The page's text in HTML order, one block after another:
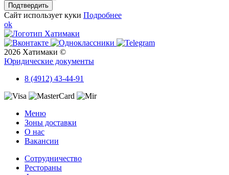
Подтвердить
Сайт использует куки Подробнее
ok
2026 Хатимаки ©
Юридические документы
8 (4912) 43-44-91
Меню
Зоны доставки
О нас
Вакансии
Сотрудничество
Рестораны